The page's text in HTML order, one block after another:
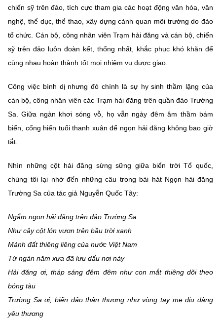
chiến sỹ trên đảo, tích cực tham gia các hoạt động văn hóa, văn
nghệ, thể dục, thể thao, xây dựng cảnh quan môi trường do đảo
tổ chức. Cán bộ, công nhân viên Trạm hải đăng và cán bộ, chiến
sỹ trên đảo luôn đoàn kết, thống nhất, khắc phục khó khăn để
cùng nhau hoàn thành tốt mọi nhiệm vụ được giao.
Công việc bình dị nhưng đó chính là sự hy sinh thầm lặng của
cán bộ, công nhân viên các Trạm hải đăng trên quần đảo Trường
Sa. Giữa ngàn khơi sóng vỗ, họ vẫn ngày đêm âm thầm bám
biển, cống hiến tuổi thanh xuân để ngọn hải đăng không bao giờ
tắt.
Nhìn những cột hải đăng sừng sững giữa biển trời Tổ quốc,
chúng tôi lại nhớ đến những câu trong bài hát Ngọn hải đăng
Trường Sa của tác giả Nguyễn Quốc Tây:
Ngắm ngọn hải đăng trên đảo Trường Sa
Như cây cột lớn vươn trên bầu trời xanh
Mảnh đất thiêng liêng của nước Việt Nam
Từ ngàn năm xưa đã lưu dấu nơi này
Hải đăng ơi, tháp sáng đêm đêm như con mắt thiêng dõi theo
bóng tàu
Trường Sa ơi, biển đảo thân thương như vòng tay mẹ dịu dàng
yêu thương